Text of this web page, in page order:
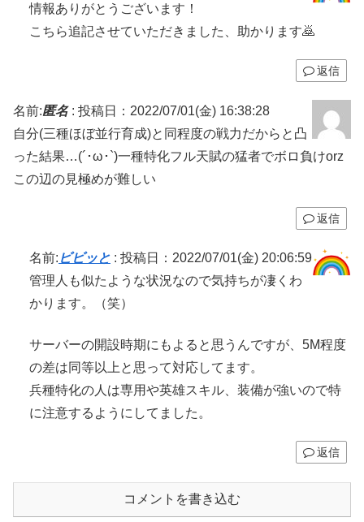
情報ありがとうございます！
こちら追記させていただきました、助かります🙇
返信
名前:匿名: 投稿日：2022/07/01(金) 16:38:28
自分(三種ほぼ並行育成)と同程度の戦力だからと凸
った結果…(´･ω･`)一種特化フル天賦の猛者でボロ負けorz
この辺の見極めが難しい
返信
名前: ビビッと : 投稿日：2022/07/01(金) 20:06:59
管理人も似たような状況なので気持ちが凄くわ
かります。（笑）
サーバーの開設時期にもよると思うんですが、5M程度
の差は同等以上と思って対応してます。
兵種特化の人は専用や英雄スキル、装備が強いので特
に注意するようにしてました。
返信
コメントを書き込む